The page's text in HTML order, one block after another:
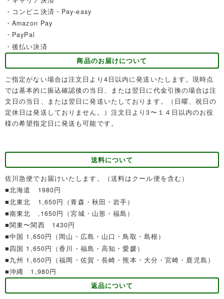
・コンビニ決済・Pay-easy
・Amazon Pay
・PayPal
・後払い決済
商品のお届けについて
ご指定がない場合は注文日より4日以内に発送いたします。現時点
では基本的に振込確認後の当日、または翌日に代金引換の場合は注
文日の当日、または翌日に発送いたしております。（日曜、祝日の
定休日は発送しておりません。）注文日より3〜１４日以内のお役
様の希望指定日に発送も可能です。
送料について
佐川急便でお届けいたします。（送料はクール便を含む）
■北海道 1980円
■北東北 1,650円（青森・秋田・岩手）
■南東北 ,1650円（宮城・山形・福島）
■関東〜関西 1430円
■中国 1,650円（岡山・広島・山口・鳥取・島根）
■四国 1,650円（香川・福島・高知・愛媛）
■九州 1,650円（福岡・佐賀・長崎・熊本・大分・宮崎・鹿児島）
■沖縄 1,980円
返品について